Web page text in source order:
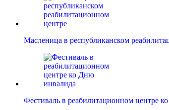
Масленица в республиканском
Фестиваль в реабилитационном центре